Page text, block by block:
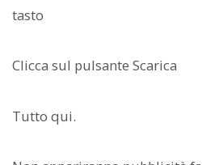
tasto
Clicca sul pulsante Scarica
Tutto qui.